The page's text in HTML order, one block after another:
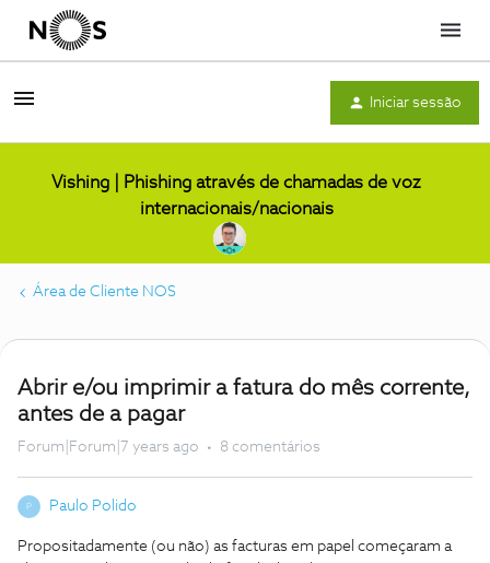
Menu
Iniciar sessão
Vishing | Phishing através de chamadas de voz
internacionais/nacionais
Área de Cliente NOS
Abrir e/ou imprimir a fatura do mês corrente,
antes de a pagar
Forum|Forum|7 years ago 8 comentários
P Paulo Polido
Propositadamente (ou não) as facturas em papel começaram a